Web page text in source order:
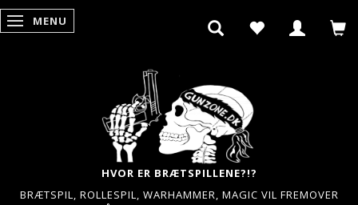
SKIFTE NAVIGATION
MENU
HVOR ER BRÆTSPILLENE?!?
BRÆTSPIL, ROLLESPIL, WARHAMMER, MAGIC VIL FREMOVER